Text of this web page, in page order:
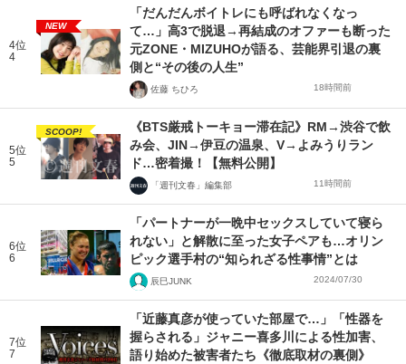
4位
4
NEW
「だんだんボイトレにも呼ばれなくなっ
て…」高3で脱退→再結成のオファーも断った
元ZONE・MIZUHOが語る、芸能界引退の裏
側と“その後の人生”
佐藤 ちひろ 18時間前
5位
5
SCOOP!
《BTS厳戒トーキョー滞在記》RM→渋谷で飲
み会、JIN→伊豆の温泉、V→よみうりラン
ド…密着撮！【無料公開】
「週刊文春」編集部 11時間前
6位
6
「パートナーが一晩中セックスしていて寝ら
れない」と解散に至った女子ペアも…オリン
ピック選手村の“知られざる性事情”とは
辰巳JUNK 2024/07/30
7位
7
「近藤真彦が使っていた部屋で…」「性器を
握らされる」ジャニー喜多川による性加害、
語り始めた被害者たち《徹底取材の裏側》